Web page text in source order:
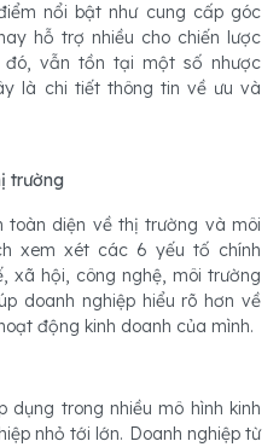
nổi bật như cung cấp góc
hỗ trợ nhiều cho chiến lược
đó, vẫn tồn tại một số nhược
là chi tiết thông tin về ưu và
trường
toàn diện về thị trường và môi
xem xét các 6 yếu tố chính
xã hội, công nghệ, môi trường
doanh nghiệp hiểu rõ hơn về
động kinh doanh của mình.
dụng trong nhiều mô hình kinh
nhỏ tới lớn. Doanh nghiệp từ